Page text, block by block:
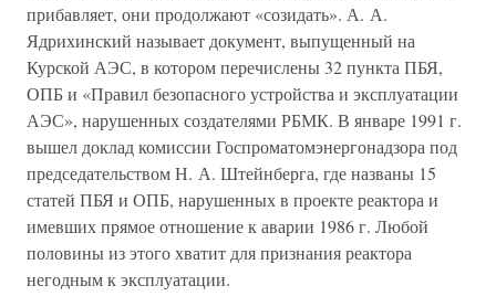
прибавляет, они продолжают «созидать». А. А.
Ядрихинский называет документ, выпущенный на
Курской АЭС, в котором перечислены 32 пункта ПБЯ,
ОПБ и «Правил безопасного устройства и эксплуатации
АЭС», нарушенных создателями РБМК. В январе 1991 г.
вышел доклад комиссии Госпроматомэнергонадзора под
председательством Н. А. Штейнберга, где названы 15
статей ПБЯ и ОПБ, нарушенных в проекте реактора и
имевших прямое отношение к аварии 1986 г. Любой
половины из этого хватит для признания реактора
негодным к эксплуатации.